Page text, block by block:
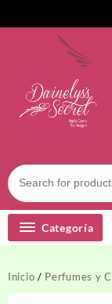
Categoría
Inicio / Perfumes y